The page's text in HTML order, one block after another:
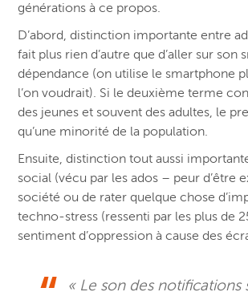
générations à ce propos.
D’abord, distinction importante entre
fait plus rien d’autre que d’aller sur son
dépendance (on utilise le smartphone
l’on voudrait). Si le deuxième terme
des jeunes et souvent des adultes, le
qu’une minorité de la population.
Ensuite, distinction tout aussi
social (vécu par les ados – peur d’être
société ou de rater quelque chose
techno-stress (ressenti par les plus de
sentiment d’oppression à cause des
« Le son des notifications